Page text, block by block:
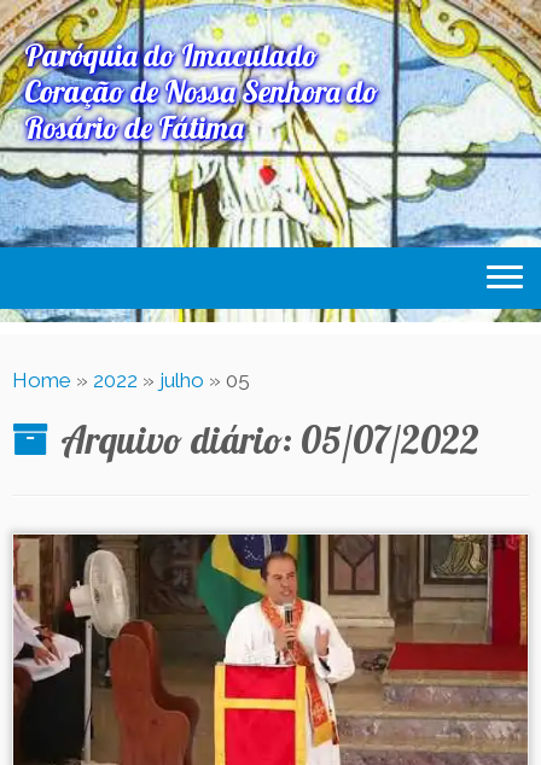
Paróquia do Imaculado
Coração de Nossa Senhora do
Rosário de Fátima
Paróquia
Expediente Paroquial
Acesse Também
Contato
Home » 2022 » julho » 05
Arquivo diário: 05/07/2022